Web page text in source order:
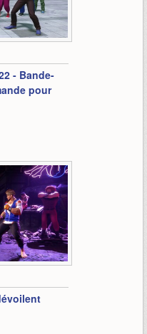
2:32
- Bande-
pour
2:39